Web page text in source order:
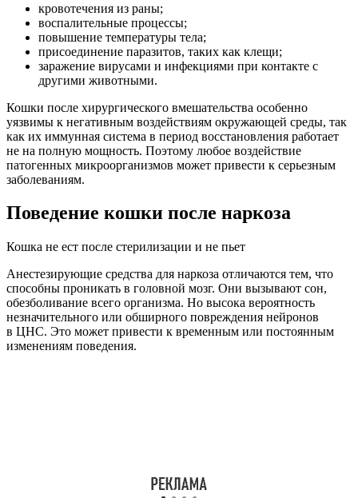
кровотечения из раны;
воспалительные процессы;
повышение температуры тела;
присоединение паразитов, таких как клещи;
заражение вирусами и инфекциями при контакте с
другими животными.
Кошки после хирургического вмешательства особенно
уязвимы к негативным воздействиям окружающей среды, так
как их иммунная система в период восстановления работает
не на полную мощность. Поэтому любое воздействие
патогенных микроорганизмов может привести к серьезным
заболеваниям.
Поведение кошки после наркоза
Кошка не ест после стерилизации и не пьет
Анестезирующие средства для наркоза отличаются тем, что
способны проникать в головной мозг. Они вызывают сон,
обезболивание всего организма. Но высока вероятность
незначительного или обширного повреждения нейронов
в ЦНС. Это может привести к временным или постоянным
изменениям поведения.